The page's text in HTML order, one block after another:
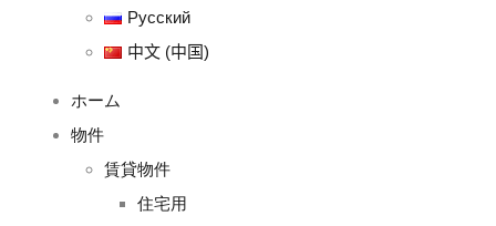
Русский
中文 (中国)
ホーム
物件
賃貸物件
住宅用